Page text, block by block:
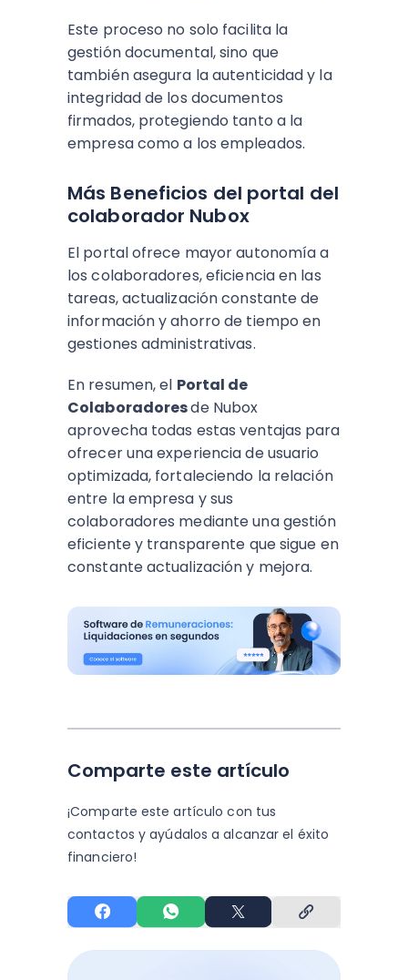
Este proceso no solo facilita la
gestión documental, sino que
también asegura la autenticidad y la
integridad de los documentos
firmados, protegiendo tanto a la
empresa como a los empleados.
Más Beneficios del portal del
colaborador Nubox
El portal ofrece mayor autonomía a
los colaboradores, eficiencia en las
tareas, actualización constante de
información y ahorro de tiempo en
gestiones administrativas.
En resumen, el Portal de
Colaboradoresde Nubox
aprovecha todas estas ventajas para
ofrecer una experiencia de usuario
optimizada, fortaleciendo la relación
entre la empresa y sus
colaboradores mediante una gestión
eficiente y transparente que sigue en
constante actualización y mejora.
Comparte este artículo
¡Comparte este artículo con tus
contactos y ayúdalos a alcanzar el éxito
financiero!